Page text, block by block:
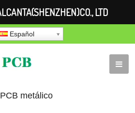
Español
PCB metálico
LTD